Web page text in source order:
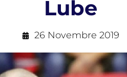
Lube
26 Novembre 2019